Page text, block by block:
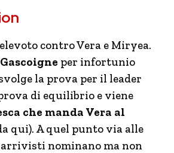
contro Vera e Miryea.
Gascoigne per infortunio
la prova per il leader
di equilibrio e viene
che manda Vera al
qui). A quel punto via alle
nominano ma non